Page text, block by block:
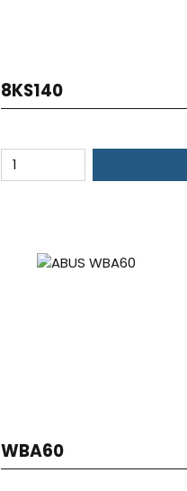
8KS140
WBA60